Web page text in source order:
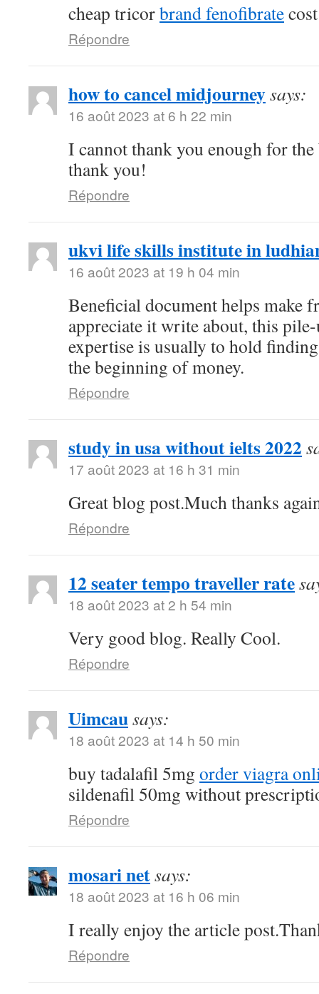
cheap tricorbrand fenofibrate
Répondre
how to cancel midjourneysays:
16 août 2023 at 6 h 22 min
I cannot thank you enough for
thank you!
Répondre
ukvi life skills institute in
16 août 2023 at 19 h 04 min
Beneficial document helps make
appreciate it write about, this
expertise is usually to hold
the beginning of money.
Répondre
study in usa without ielts 2022
17 août 2023 at 16 h 31 min
Great blog post.Much thanks
Répondre
12 seater tempo traveller rate
18 août 2023 at 2 h 54 min
Very good blog. Really Cool.
Répondre
Uimcausays:
18 août 2023 at 14 h 50 min
buy tadalafil 5mg order viagra
sildenafil 50mg without
Répondre
mosari netsays:
18 août 2023 at 16 h 06 min
I really enjoy the article
Répondre